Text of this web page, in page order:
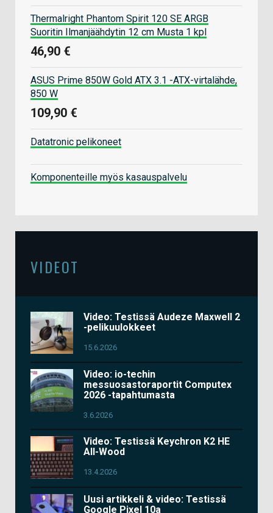
Thermalright Phantom Spirit 120 SE ARGB
Suoritin Ilmanjäähdytin 12 cm Musta 1 kpl
46,90 €
ASUS Prime 850W Gold ATX 3.1 -ATX-virtalähde,
850 W
109,90 €
Datatronic pelikoneet
Komponenteille myös kasauspalvelu
VIDEOT
Video: Testissä Audeze Maxwell 2
-pelikuulokkeet
15.6.2026
Video: io-techin
messuosastoraportit Computex
2026 -tapahtumasta
3.6.2026
Video: Testissä Keychron K2 HE
All-Wood
13.4.2026
Uusi artikkeli & video: Testissä
Google Pixel 10a